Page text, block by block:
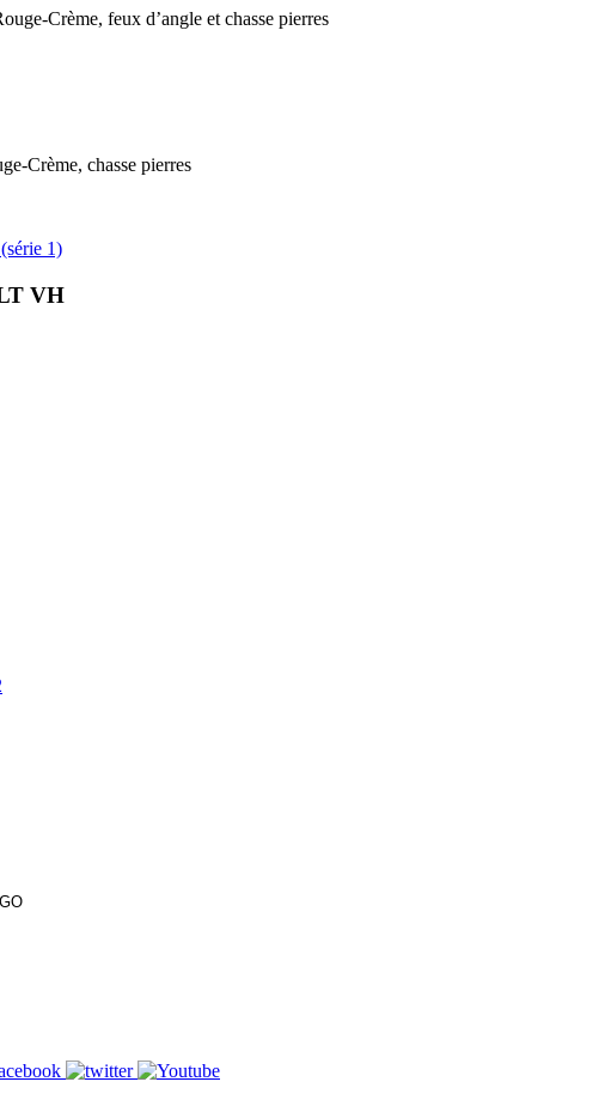
Crème, feux d’angle et chasse pierres
Crème, chasse pierres
1)
VH